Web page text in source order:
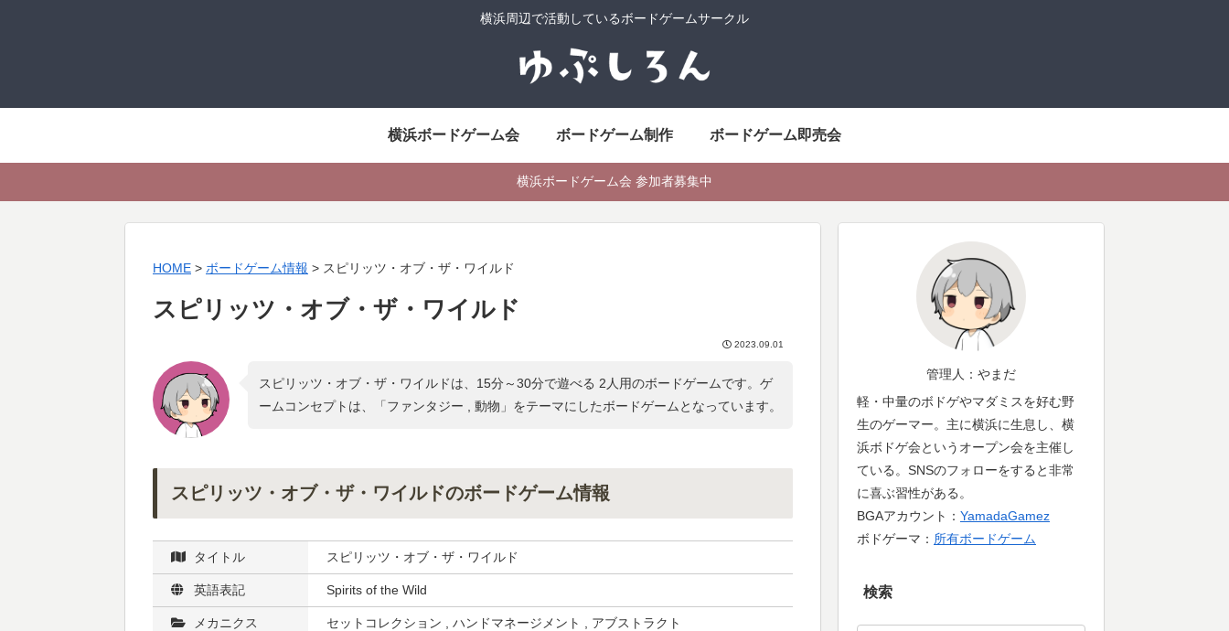
横浜周辺で活動しているボードゲームサークル
横浜ボードゲーム会 ボードゲーム制作 ボードゲーム即売会
横浜ボードゲーム会 参加者募集中
HOME > ボードゲーム情報 > スピリッツ・オブ・ザ・ワイルド
スピリッツ・オブ・ザ・ワイルド
2023.09.01
スピリッツ・オブ・ザ・ワイルドは、15分～30分で遊べる 2人用のボードゲームです。ゲ
ームコンセプトは、「ファンタジー , 動物 」をテーマにしたボードゲームとなっています。
スピリッツ・オブ・ザ・ワイルドのボードゲーム情報
タイトル スピリッツ・オブ・ザ・ワイルド
英語表記 Spirits of the Wild
メカニクス セットコレクション , ハンドマネージメント , アブストラクト
管理人：やまだ
軽・中量のボドゲやマダミスを好む野
生のゲーマー。主に横浜に生息し、横
浜ボドゲ会というオープン会を主催し
ている。SNSのフォローをすると非常
に喜ぶ習性がある。
BGAアカウント： YamadaGamez
ボドゲーマ： 所有ボードゲーム
検索